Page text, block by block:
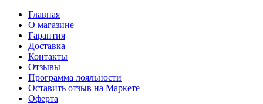
Главная
О магазине
Гарантия
Доставка
Контакты
Отзывы
Программа лояльности
Оставить отзыв на Маркете
Оферта